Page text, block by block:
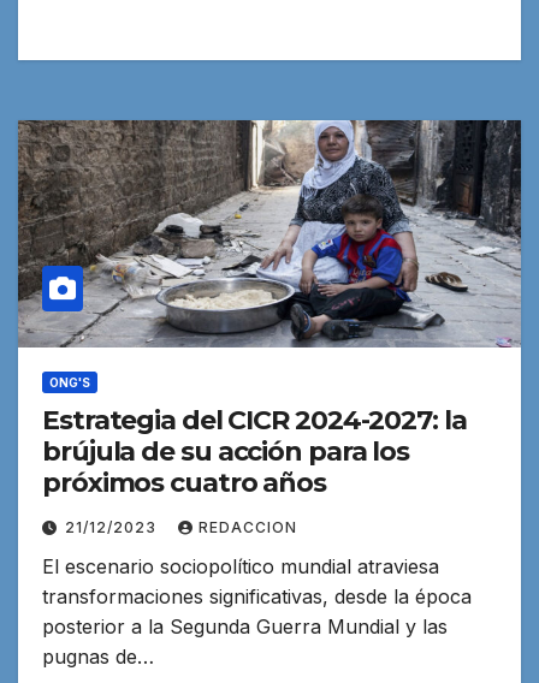
ONG'S
Estrategia del CICR 2024-2027: la
brújula de su acción para los
próximos cuatro años
21/12/2023 REDACCION
El escenario sociopolítico mundial atraviesa
transformaciones significativas, desde la época
posterior a la Segunda Guerra Mundial y las
pugnas de…